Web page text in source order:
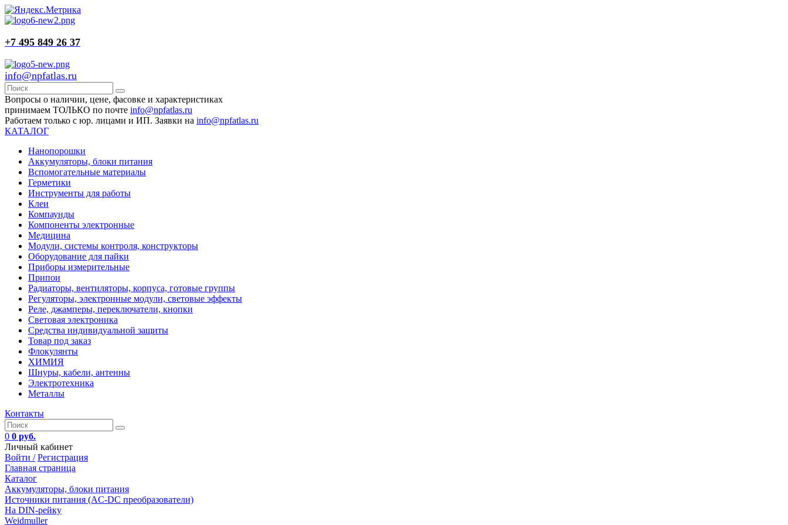
+7 495 849 26 37
info@npfatlas.ru
Вопросы о наличии, цене, фасовке и характеристиках
принимаем ТОЛЬКО по почте info@npfatlas.ru
Работаем только с юр. лицами и ИП. Заявки на info@npfatlas.ru
КАТАЛОГ
Нанопорошки
Аккумуляторы, блоки питания
Вспомогательные материалы
Герметики
Инструменты для работы
Клеи
Компаунды
Компоненты электронные
Медицина
Модули, системы контроля, конструкторы
Оборудование для пайки
Приборы измерительные
Припои
Радиаторы, вентиляторы, корпуса, готовые группы
Регуляторы, электронные модули, световые эффекты
Реле, джамперы, переключатели, кнопки
Световая электроника
Средства индивидуальной защиты
Товар под заказ
Флокулянты
ХИМИЯ
Шнуры, кабели, антенны
Электротехника
Металлы
Контакты
0 0 руб.
Личный кабинет
Войти / Регистрация
Главная страница
Каталог
Аккумуляторы, блоки питания
Источники питания (AC-DC преобразователи)
На DIN-рейку
Weidmuller